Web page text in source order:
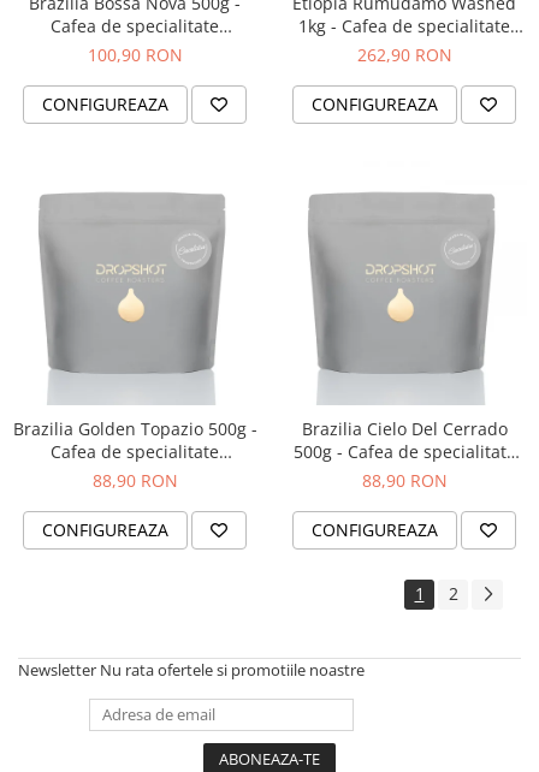
Cafea de specialitate
DROPSHOT
100,90 RON
CONFIGUREAZA
1kg - Cafea de specialitate
DROPSHOT
262,90 RON
CONFIGUREAZA
Brazilia Golden Topazio 500g -
Cafea de specialitate
DROPSHOT
88,90 RON
CONFIGUREAZA
Brazilia Cielo Del Cerrado
500g - Cafea de specialitate
DROPSHOT
88,90 RON
CONFIGUREAZA
1 2
Newsletter Nu rata ofertele si promotiile noastre